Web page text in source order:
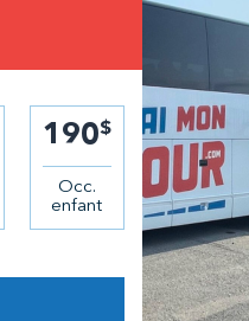
190$
Occ.
enfant